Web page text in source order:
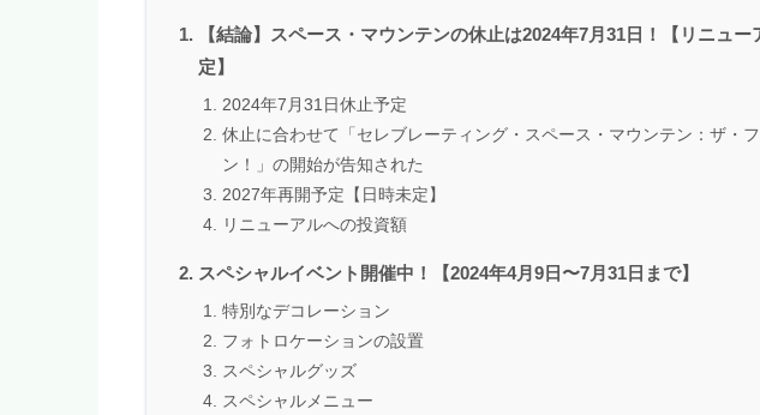
【結論】スペース・マウンテンの休止は2024年7月31日！【リニュ
定】
2024年7月31日休止予定
休止に合わせて「セレブレーティング・スペース・マウンテン：ザ・
ン！」の開始が告知された
2027年再開予定【日時未定】
リニューアルへの投資額
スペシャルイベント開催中！【2024年4月9日〜7月31日まで】
特別なデコレーション
フォトロケーションの設置
スペシャルグッズ
スペシャルメニュー